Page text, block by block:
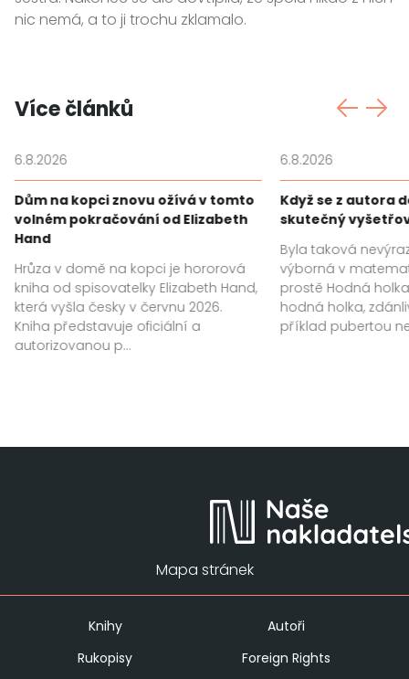
nic nemá, a to ji trochu zklamalo.
Více článků
6.8.2026
Dům na kopci znovu ožívá v tomto
volném pokračování od Elizabeth
Hand
Hrůza v domě na kopci je hororová
kniha od spisovatelky Elizabeth Hand,
která vyšla česky v červnu 2026.
Kniha představuje oficiální a
autorizovanou p...
6.8.2026
Když se z autora
skutečný
Byla taková
výborná v
prostě Hodná
hodná holka,
příklad pubertou
Mapa stránek
Knihy
Autoři
Rukopisy
Foreign Rights